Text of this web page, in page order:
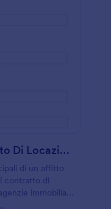
Dichiarazione Di Contratto Di Locazione Modulo
di un affitto
contratto di
immobiliari